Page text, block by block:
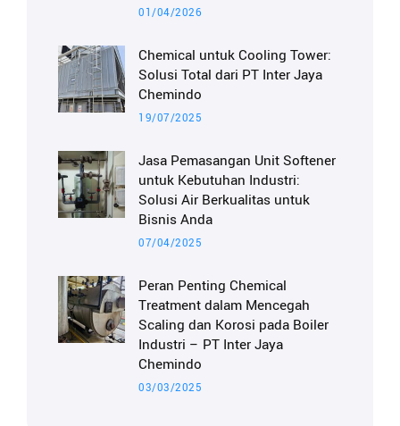
01/04/2026
Chemical untuk Cooling Tower:
Solusi Total dari PT Inter Jaya
Chemindo
19/07/2025
Jasa Pemasangan Unit Softener
untuk Kebutuhan Industri:
Solusi Air Berkualitas untuk
Bisnis Anda
07/04/2025
Peran Penting Chemical
Treatment dalam Mencegah
Scaling dan Korosi pada Boiler
Industri – PT Inter Jaya
Chemindo
03/03/2025